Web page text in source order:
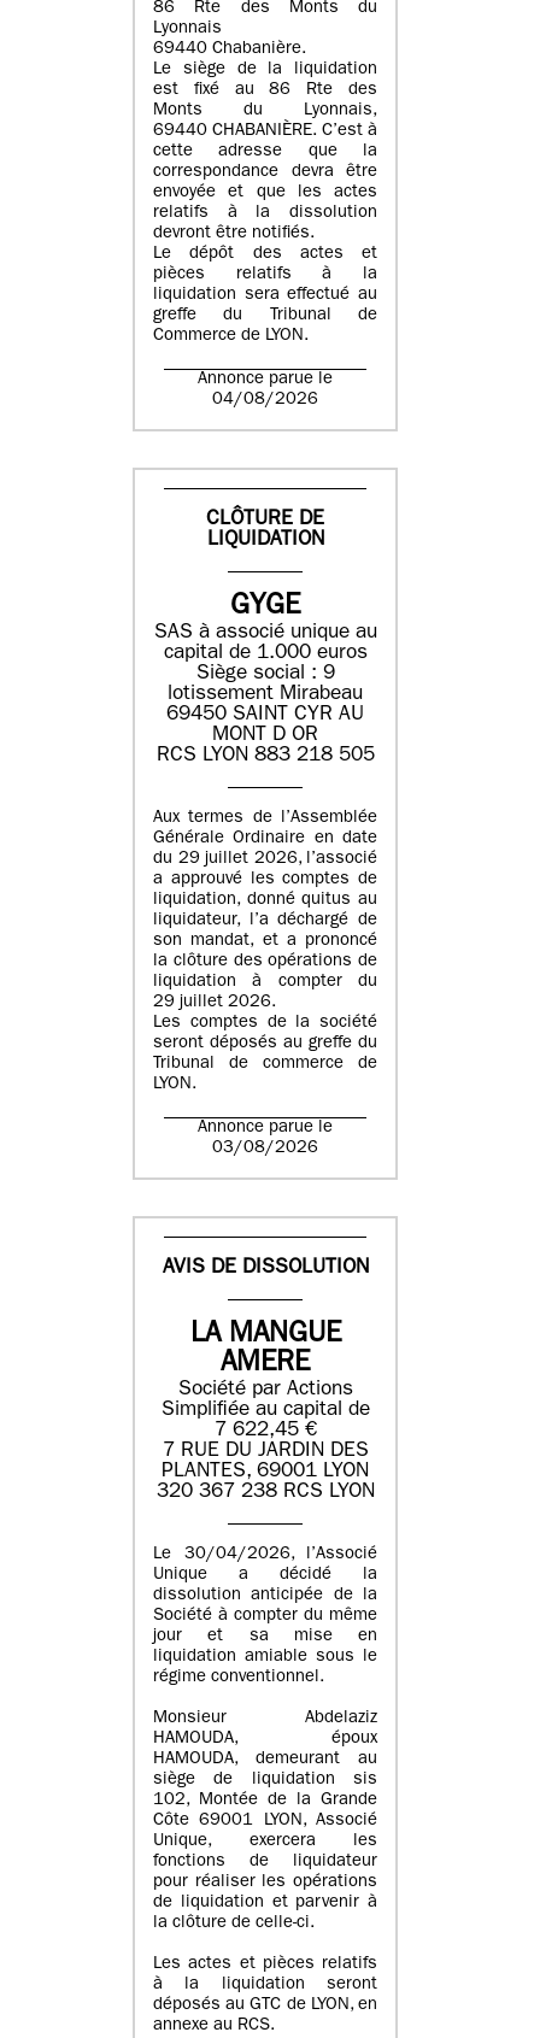
86 Rte des Monts du
Lyonnais
69440 Chabanière.
Le siège de la liquidation
est fixé au 86 Rte des
Monts du Lyonnais,
69440 CHABANIÈRE. C’est à
cette adresse que la
correspondance devra être
envoyée et que les actes
relatifs à la dissolution
devront être notifiés.
Le dépôt des actes et
pièces relatifs à la
liquidation sera effectué au
greffe du Tribunal de
Commerce de LYON.
Annonce parue le
04/08/2026
CLÔTURE DE
LIQUIDATION
GYGE
SAS à associé unique au
capital de 1.000 euros
Siège social : 9
lotissement Mirabeau
69450 SAINT CYR AU
MONT D OR
RCS LYON 883 218 505
Aux termes de l’Assemblée
Générale Ordinaire en date
du 29 juillet 2026, l’associé
a approuvé les comptes de
liquidation, donné quitus au
liquidateur, l’a déchargé de
son mandat, et a prononcé
la clôture des opérations de
liquidation à compter du
29 juillet 2026.
Les comptes de la société
seront déposés au greffe du
Tribunal de commerce de
LYON.
Annonce parue le
03/08/2026
AVIS DE DISSOLUTION
LA MANGUE
AMERE
Société par Actions
Simplifiée au capital de
7 622,45 €
7 RUE DU JARDIN DES
PLANTES, 69001 LYON
320 367 238 RCS LYON
Le 30/04/2026, l’Associé
Unique a décidé la
dissolution anticipée de la
Société à compter du même
jour et sa mise en
liquidation amiable sous le
régime conventionnel.
Monsieur Abdelaziz
HAMOUDA, époux
HAMOUDA, demeurant au
siège de liquidation sis
102, Montée de la Grande
Côte 69001 LYON, Associé
Unique, exercera les
fonctions de liquidateur
pour réaliser les opérations
de liquidation et parvenir à
la clôture de celle-ci.
Les actes et pièces relatifs
à la liquidation seront
déposés au GTC de LYON, en
annexe au RCS.